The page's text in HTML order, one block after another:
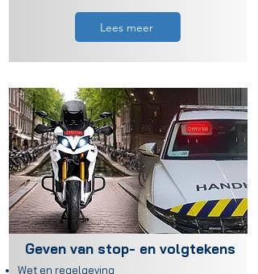
Lees meer
Geven van stop- en volgtekens
Wet en regelgeving